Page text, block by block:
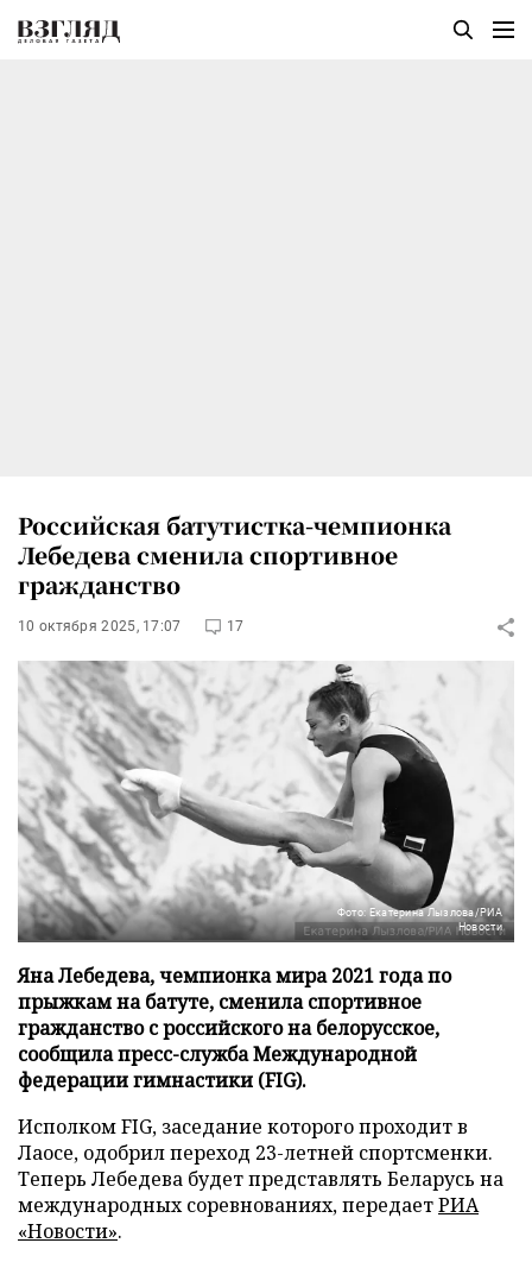
Российская батутистка-чемпионка
Лебедева сменила спортивное
гражданство
10 октября 2025, 17:07 17
Фото: Екатерина Лызлова/РИА
Новости
Яна Лебедева, чемпионка мира 2021 года по
прыжкам на батуте, сменила спортивное
гражданство с российского на белорусское,
сообщила пресс-служба Международной
федерации гимнастики (FIG).
Исполком FIG, заседание которого проходит в
Лаосе, одобрил переход 23-летней спортсменки.
Теперь Лебедева будет представлять Беларусь на
международных соревнованиях, передаетРИА
«Новости».